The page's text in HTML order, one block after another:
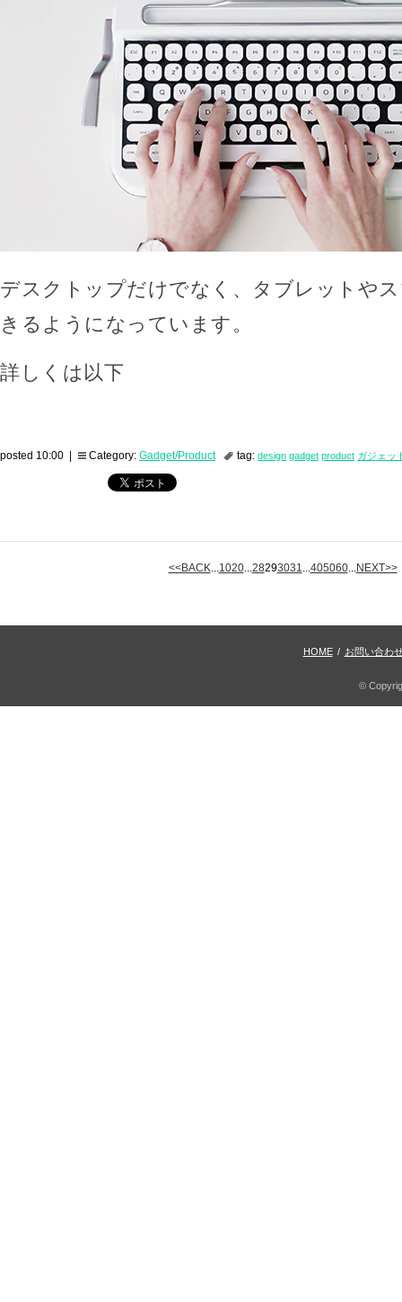
デスクトップだけでなく、タブレットや
きるようになっています。
詳しくは以下
posted 10:00 | Category: Gadget/Product tag: design gadget product ガジェッ
<<BACK...1020...28293031...405060...NEXT>>
HOME / お問い合わ
©